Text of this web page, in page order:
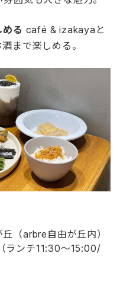
る café & izakayaと
まで楽しめる。
（arbre自由が丘内）
ランチ11:30～15:00/